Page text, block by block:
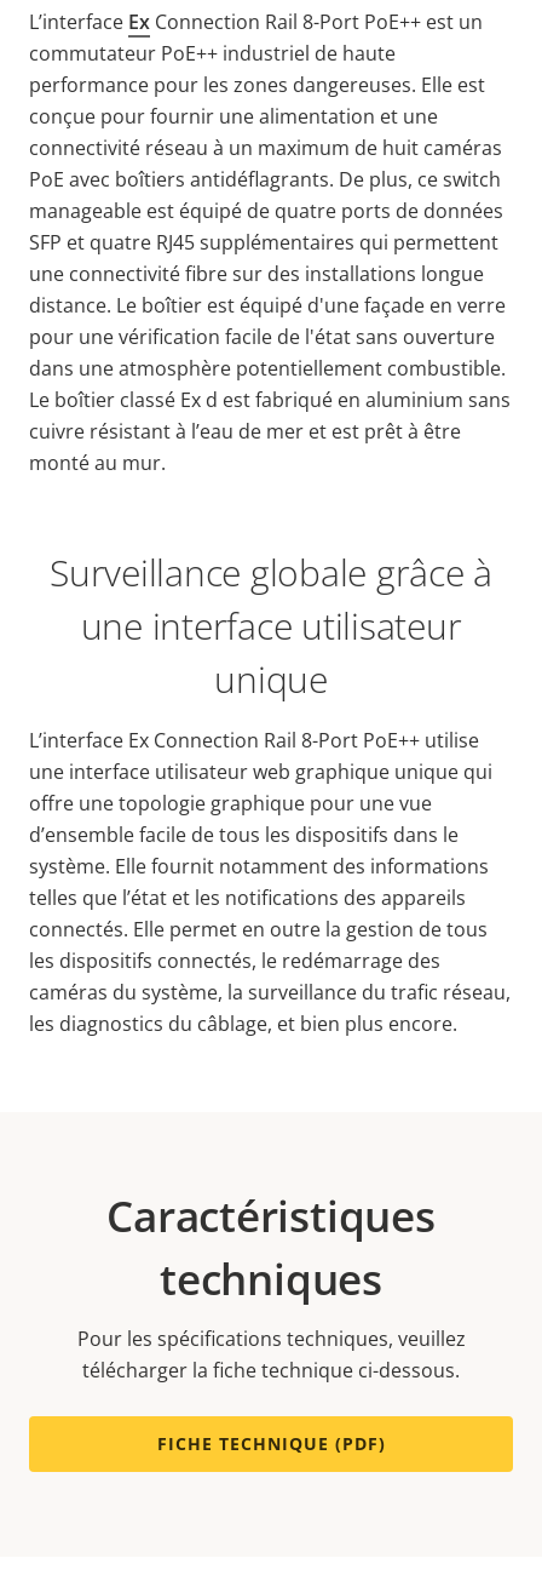
L’interface Ex Connection Rail 8-Port PoE++ est un
commutateur PoE++ industriel de haute
performance pour les zones dangereuses. Elle est
conçue pour fournir une alimentation et une
connectivité réseau à un maximum de huit caméras
PoE avec boîtiers antidéflagrants. De plus, ce switch
manageable est équipé de quatre ports de données
SFP et quatre RJ45 supplémentaires qui permettent
une connectivité fibre sur des installations longue
distance. Le boîtier est équipé d'une façade en verre
pour une vérification facile de l'état sans ouverture
dans une atmosphère potentiellement combustible.
Le boîtier classé Ex d est fabriqué en aluminium sans
cuivre résistant à l’eau de mer et est prêt à être
monté au mur.
Surveillance globale grâce à
une interface utilisateur
unique
L’interface Ex Connection Rail 8-Port PoE++ utilise
une interface utilisateur web graphique unique qui
offre une topologie graphique pour une vue
d’ensemble facile de tous les dispositifs dans le
système. Elle fournit notamment des informations
telles que l’état et les notifications des appareils
connectés. Elle permet en outre la gestion de tous
les dispositifs connectés, le redémarrage des
caméras du système, la surveillance du trafic réseau,
les diagnostics du câblage, et bien plus encore.
Caractéristiques
techniques
Pour les spécifications techniques, veuillez
télécharger la fiche technique ci-dessous.
FICHE TECHNIQUE (PDF)